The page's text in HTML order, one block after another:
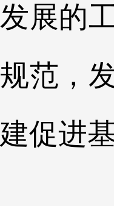
发展的
规范，
建促进